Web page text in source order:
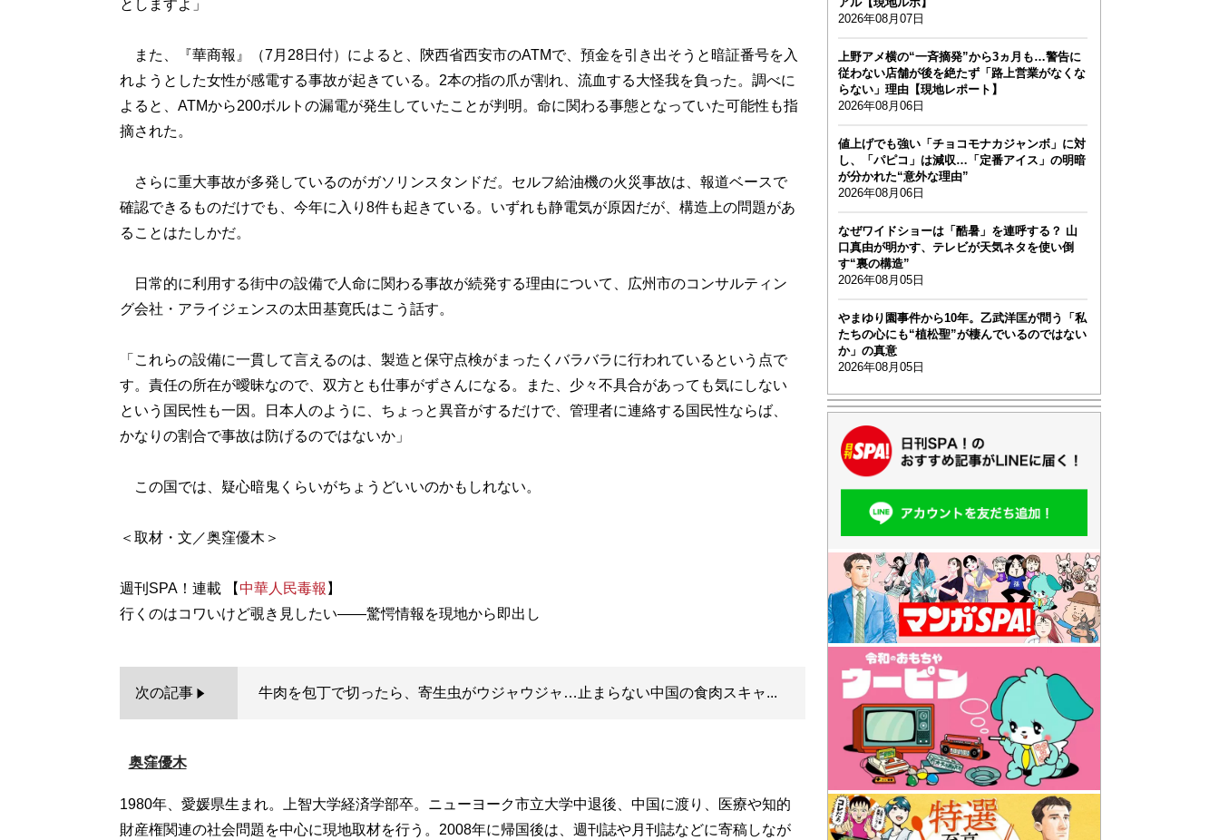
としますよ」
また、『華商報』（7月28日付）によると、陝西省西安市のATMで、預金を引き出そうと暗証番号を入
れようとした女性が感電する事故が起きている。2本の指の爪が割れ、流血する大怪我を負った。調べに
よると、ATMから200ボルトの漏電が発生していたことが判明。命に関わる事態となっていた可能性も指
摘された。
さらに重大事故が多発しているのがガソリンスタンドだ。セルフ給油機の火災事故は、報道ベースで
確認できるものだけでも、今年に入り8件も起きている。いずれも静電気が原因だが、構造上の問題があ
ることはたしかだ。
日常的に利用する街中の設備で人命に関わる事故が続発する理由について、広州市のコンサルティン
グ会社・アライジェンスの太田基寛氏はこう話す。
「これらの設備に一貫して言えるのは、製造と保守点検がまったくバラバラに行われているという点で
す。責任の所在が曖昧なので、双方とも仕事がずさんになる。また、少々不具合があっても気にしない
という国民性も一因。日本人のように、ちょっと異音がするだけで、管理者に連絡する国民性ならば、
かなりの割合で事故は防げるのではないか」
この国では、疑心暗鬼くらいがちょうどいいのかもしれない。
＜取材・文／奥窪優木＞
週刊SPA！連載 【中華人民毒報 】
次の記事 牛肉を包丁で切ったら、寄生虫がウジャウジャ…止まらない中国の食肉スキャ...
奥窪優木
1980年、愛媛県生まれ。上智大学経済学部卒。ニューヨーク市立大学中退後、中国に渡り、医療や知的
財産権関連の社会問題を中心に現地取材を行う。2008年に帰国後は、週刊誌や月刊誌などに寄稿しなが
2026年08月07日
上野アメ横の“一斉摘発”から3ヵ月も…警告に
従わない店舗が後を絶たず「路上営業がなくな
らない」理由【現地レポート】
2026年08月06日
値上げでも強い「チョコモナカジャンボ」に対
し、「パピコ」は減収…「定番アイス」の明暗
が分かれた“意外な理由”
2026年08月06日
なぜワイドショーは「酷暑」を連呼する？ 山
口真由が明かす、テレビが天気ネタを使い倒
す“裏の構造”
2026年08月05日
やまゆり園事件から10年。乙武洋匡が問う「私
たちの心にも“植松聖”が棲んでいるのではない
か」の真意
2026年08月05日